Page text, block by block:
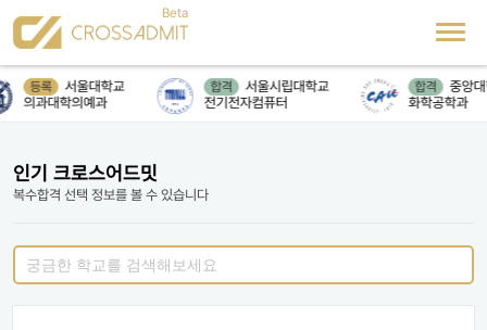
등록
서울대학교
의과대학의예과
합격
서울시립대학교
전기전자컴퓨터
합격
중앙대
화학공학과
인기 크로스어드밋
복수합격 선택 정보를 볼 수 있습니다